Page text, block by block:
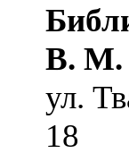
В.
ул.
18